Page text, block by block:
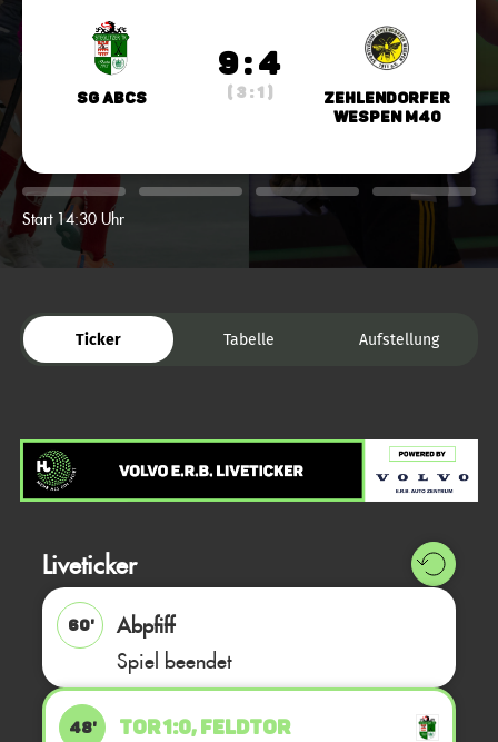
SG ABCS
9 : 4
( 3 : 1 )
Zehlendorfer
Wespen M40
Start 14:30 Uhr
Ticker Tabelle Aufstellung
Liveticker
60'
Abpfiff
Spiel beendet
48' TOR 1:0, FELDTOR